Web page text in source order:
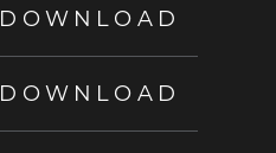
DOWNLOAD
DOWNLOAD